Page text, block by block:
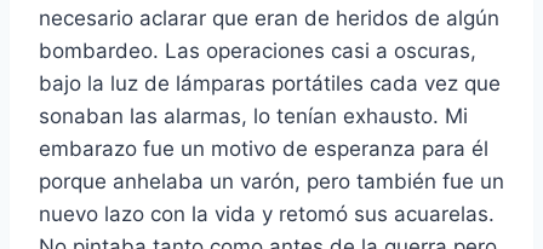
necesario aclarar que eran de heridos de algún
bombardeo. Las operaciones casi a oscuras,
bajo la luz de lámparas portátiles cada vez que
sonaban las alarmas, lo tenían exhausto. Mi
embarazo fue un motivo de esperanza para él
porque anhelaba un varón, pero también fue un
nuevo lazo con la vida y retomó sus acuarelas.